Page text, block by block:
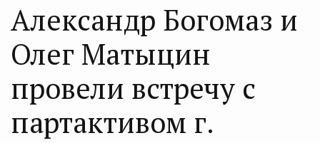
Александр Богомаз и
Олег Матыцин
провели встречу с
партактивом г.